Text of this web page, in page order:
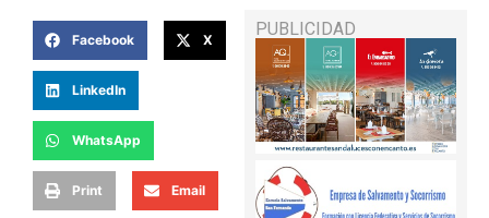
Facebook X
LinkedIn
WhatsApp
Print Email
PUBLICIDAD